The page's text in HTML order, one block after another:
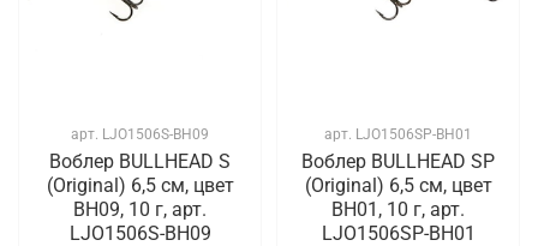
арт. LJO1506S-BH09
Воблер BULLHEAD S
(Original) 6,5 см, цвет
BH09, 10 г, арт.
LJO1506S-BH09
арт. LJO1506SP-BH01
Воблер BULLHEAD SP
(Original) 6,5 см, цвет
BH01, 10 г, арт.
LJO1506SP-BH01